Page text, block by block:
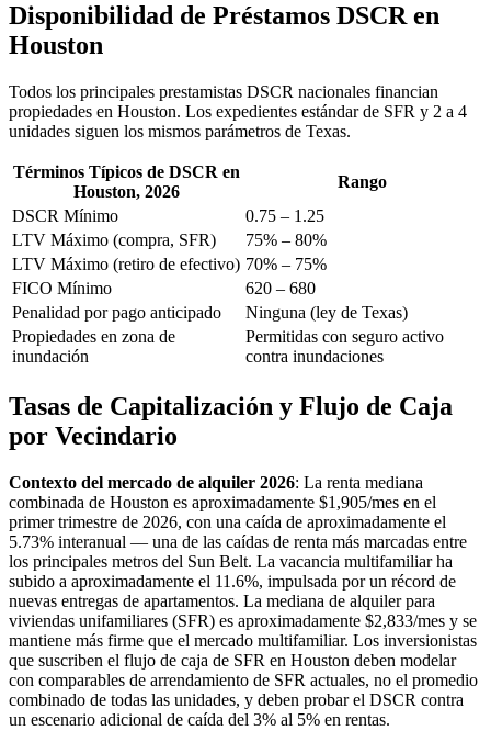
Disponibilidad de Préstamos DSCR en
Houston
Todos los principales prestamistas DSCR nacionales financian
propiedades en Houston. Los expedientes estándar de SFR y 2 a 4
unidades siguen los mismos parámetros de Texas.
Términos Típicos de DSCR en
Houston, 2026
Rango
DSCR Mínimo
0.75 – 1.25
LTV Máximo (compra, SFR)
75% – 80%
LTV Máximo (retiro de efectivo) 70% – 75%
FICO Mínimo
620 – 680
Penalidad por pago anticipado
Ninguna (ley de Texas)
Propiedades en zona de
inundación
Permitidas con seguro activo
contra inundaciones
Tasas de Capitalización y Flujo de Caja
por Vecindario
Contexto del mercado de alquiler 2026: La renta mediana
combinada de Houston es aproximadamente $1,905/mes en el
primer trimestre de 2026, con una caída de aproximadamente el
5.73% interanual — una de las caídas de renta más marcadas entre
los principales metros del Sun Belt. La vacancia multifamiliar ha
subido a aproximadamente el 11.6%, impulsada por un récord de
nuevas entregas de apartamentos. La mediana de alquiler para
viviendas unifamiliares (SFR) es aproximadamente $2,833/mes y se
mantiene más firme que el mercado multifamiliar. Los inversionistas
que suscriben el flujo de caja de SFR en Houston deben modelar
con comparables de arrendamiento de SFR actuales, no el promedio
combinado de todas las unidades, y deben probar el DSCR contra
un escenario adicional de caída del 3% al 5% en rentas.